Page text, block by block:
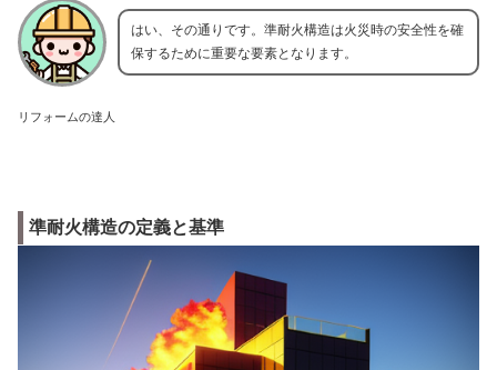
リフォームの達人
はい、その通りです。準耐火構造は火災時の安全性を確
保するために重要な要素となります。
準耐火構造の定義と基準